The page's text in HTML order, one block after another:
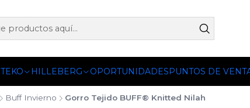
TEKO HILLEBERG OPORTUNIDADESPUNTOS DE
Buff Invierno Gorro Tejido BUFF® Knitted Nilah